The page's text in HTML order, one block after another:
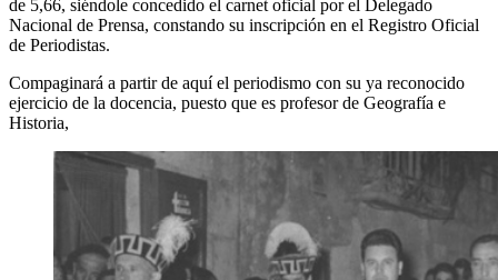
de 5,66, siéndole concedido el carnet oficial por el Delegado
Nacional de Prensa, constando su inscripción en el Registro Oficial
de Periodistas.
Compaginará a partir de aquí el periodismo con su ya reconocido
ejercicio de la docencia, puesto que es profesor de Geografía e
Historia,